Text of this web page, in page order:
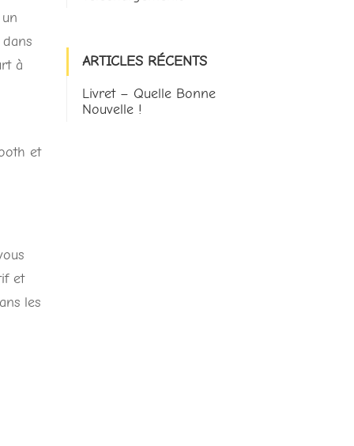
à
et
et
les
ARTICLES RÉCENTS
Livret – Quelle Bonne
Nouvelle !